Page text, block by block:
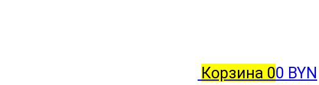
Корзина 00 BYN